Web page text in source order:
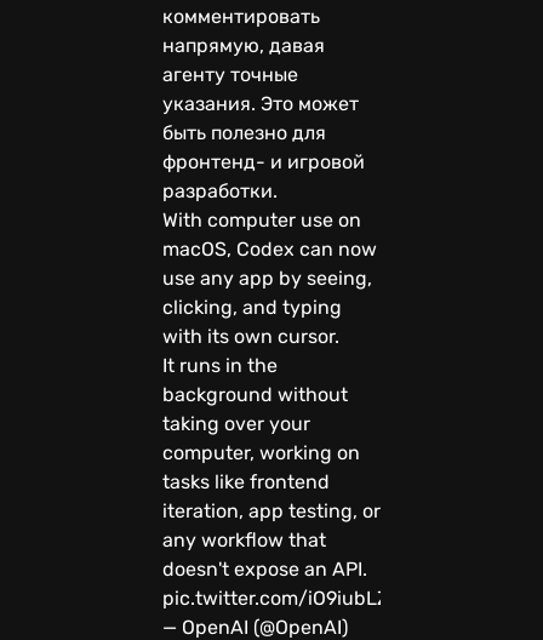
комментировать
напрямую, давая
агенту точные
указания. Это может
быть полезно для
фронтенд- и игровой
разработки.
With computer use on
macOS, Codex can now
use any app by seeing,
clicking, and typing
with its own cursor.
It runs in the
background without
taking over your
computer, working on
tasks like frontend
iteration, app testing, or
any workflow that
doesn't expose an API.
pic.twitter.com/iO9iubLZX9
— OpenAI (@OpenAI)